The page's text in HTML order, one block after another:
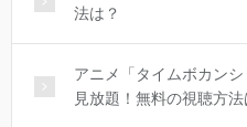
法は？
アニメ「タイムボカン
見放題！無料の視聴方法